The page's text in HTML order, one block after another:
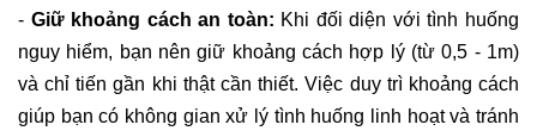
- Giữ khoảng cách an toàn: Khi đối diện với tình huống
nguy hiểm, bạn nên giữ khoảng cách hợp lý (từ 0,5 - 1m)
và chỉ tiến gần khi thật cần thiết. Việc duy trì khoảng cách
giúp bạn có không gian xử lý tình huống linh hoạt và tránh